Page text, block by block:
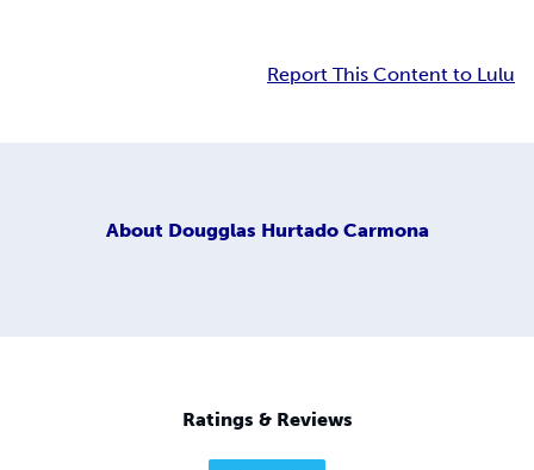
Report This Content to Lulu
About Dougglas Hurtado Carmona
Ratings & Reviews